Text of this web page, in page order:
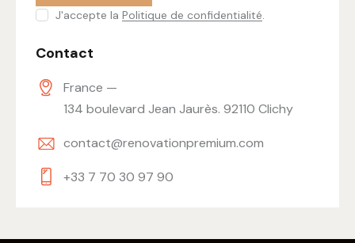
J'accepte laPolitique de confidentialité.
Contact
France —
134 boulevard Jean Jaurès. 92110 Clichy
contact@renovationpremium.com
+33 7 70 30 97 90